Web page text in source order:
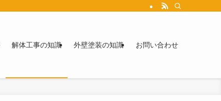
解体工事の知識 外壁塗装の知識 お問い合わせ